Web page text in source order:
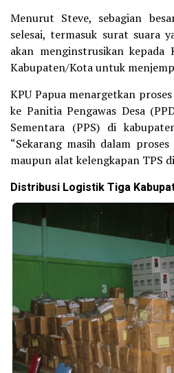
Menurut Steve, sebagian
selesai, termasuk surat suara
akan menginstrusikan kepada
Kabupaten/Kota untuk
KPU Papua menargetkan
ke Panitia Pengawas Desa
Sementara (PPS) di
“Sekarang masih dalam
maupun alat kelengkapan TPS
Distribusi Logistik Tiga